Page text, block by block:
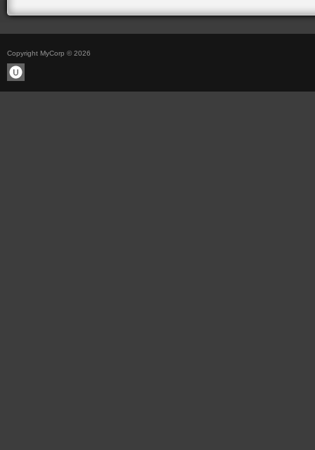
Copyright MyCorp © 2026